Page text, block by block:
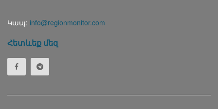
Կապ: info@regionmonitor.com
Հետևեք մեզ